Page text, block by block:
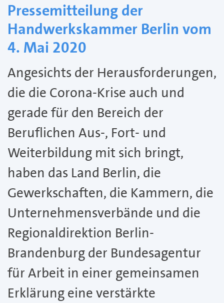
Pressemitteilung der
Handwerkskammer Berlin vom
4. Mai 2020
Angesichts der Herausforderungen,
die die Corona-Krise auch und
gerade für den Bereich der
Beruflichen Aus-, Fort- und
Weiterbildung mit sich bringt,
haben das Land Berlin, die
Gewerkschaften, die Kammern, die
Unternehmensverbände und die
Regionaldirektion Berlin-
Brandenburg der Bundesagentur
für Arbeit in einer gemeinsamen
Erklärung eine verstärkte